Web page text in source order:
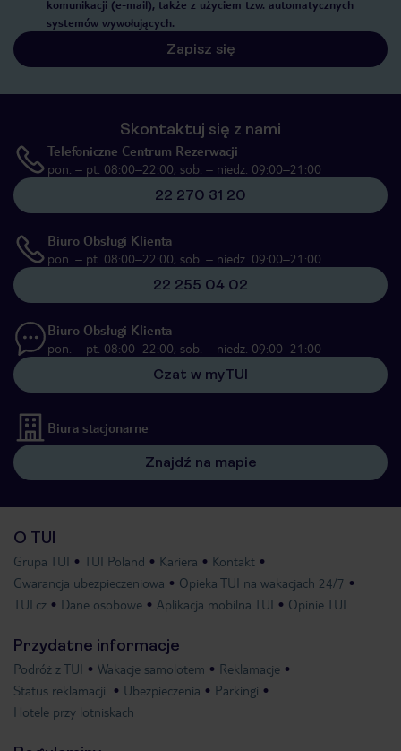
komunikacji (e-mail), także z użyciem tzw. automatycznych
systemów wywołujących.
Zapisz się
Skontaktuj się z nami
Telefoniczne Centrum Rezerwacji
pon. – pt. 08:00–22:00, sob. – niedz. 09:00–21:00
22 270 31 20
Biuro Obsługi Klienta
pon. – pt. 08:00–22:00, sob. – niedz. 09:00–21:00
22 255 04 02
Biuro Obsługi Klienta
pon. – pt. 08:00–22:00, sob. – niedz. 09:00–21:00
Czat w myTUI
Biura stacjonarne
Znajdź na mapie
O TUI
Grupa TUI TUI Poland Kariera
Kontakt
Gwarancja ubezpieczeniowa
Opieka TUI na wakacjach 24/7
TUI.cz
Dane osobowe Aplikacja mobilna TUI Opinie TUI
Przydatne informacje
Podróż z TUI Wakacje samolotem
Reklamacje
Status reklamacji
Ubezpieczenia
Parkingi
Hotele przy lotniskach